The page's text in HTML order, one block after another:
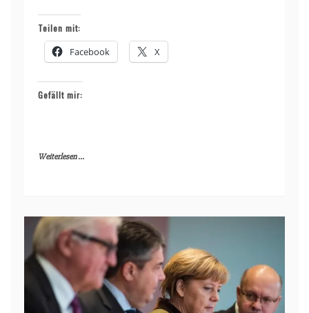
Teilen mit:
Facebook X
Gefällt mir:
Weiterlesen ...